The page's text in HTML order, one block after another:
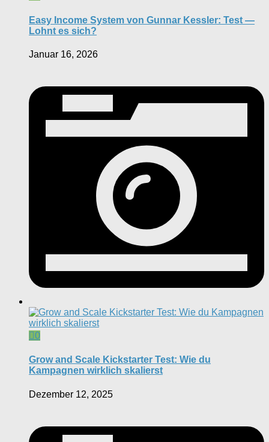
Easy Income System von Gunnar Kessler: Test —
Lohnt es sich?
Januar 16, 2026
0
Grow and Scale Kickstarter Test: Wie du
Kampagnen wirklich skalierst
Dezember 12, 2025